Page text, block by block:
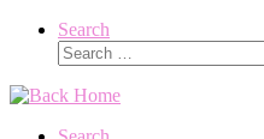
Search
Search